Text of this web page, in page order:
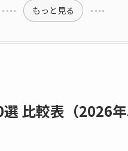
もっと見る
比較表（2026年